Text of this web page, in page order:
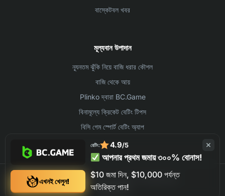
বাস্কেটবল খবর
মূল্যবান উপাদান
ন্যূনতম ঝুঁকি নিয়ে বাজি ধরার কৌশল
বাজি থেকে আয়
Plinko দ্বারা BC.Game
বিনামূল্যে ক্রিকেট বেটিং টিপস
বিসি গেম স্পোর্ট বেটিং অ্যাপ
©2026 BC.GAME ALL RIGHTS RESERVED
যোগাযোগ লেখক
এখনই খেলুন!
রেটিং: 4.9/5
আপনার প্রথম জমায় ৩০০% বোনাস!
$10 জমা দিন, $10,000 পর্যন্ত
অতিরিক্ত পান!